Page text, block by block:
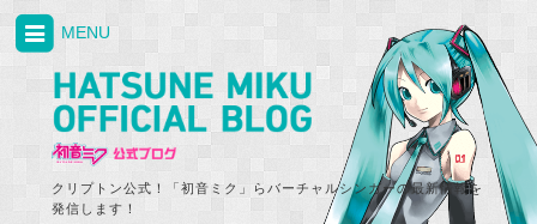
クリプトン公式！「初音ミク」らバーチャルシンガーの最新情報を
発信します！
MENU